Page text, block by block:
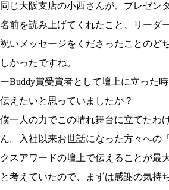
同じ大阪支店の小西さんが、プレゼン
名前を読み上げてくれたこと、リーダ
祝いメッセージをくださったことのど
しかったですね。
ーBuddy賞受賞者として壇上に立った
伝えたいと思っていましたか？
僕一人の力でこの晴れ舞台に立てたわ
ん。入社以来お世話になった方々への
クスアワードの壇上で伝えることが最
と考えていたので、まずは感謝の気持